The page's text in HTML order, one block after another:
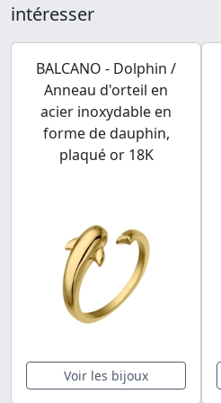
intéresser
BALCANO - Dolphin /
Anneau d'orteil en
acier inoxydable en
forme de dauphin,
plaqué or 18K
Voir les bijoux